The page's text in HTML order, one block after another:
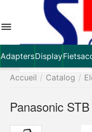
AdaptersDisplay
Accueil / Catalog /
Panasonic